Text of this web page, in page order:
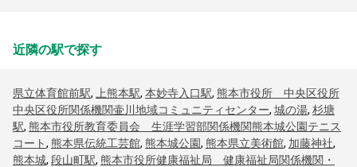
近隣の駅で探す
県立体育館前駅, 上熊本駅, 本妙寺入口駅, 熊本市役所 中央区役所
中央区役所関係機関壷川地域コミュニティセンター, 城の湯, 杉塘
駅, 熊本市役所教育委員会 生涯学習部関係機関熊本城公園テニス
コート, 熊本県伝統工芸館, 熊本城公園, 熊本県立美術館, 加藤神社,
熊本城, 段山町駅, 熊本市役所健康福祉局 健康福祉局関係機関・